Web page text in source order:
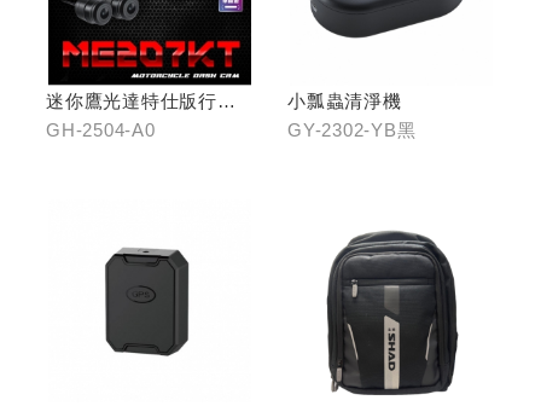
迷你鷹光達特仕版行車
記錄器
GH-2504-A0
小瓢蟲清淨機
GY-2302-YB黑